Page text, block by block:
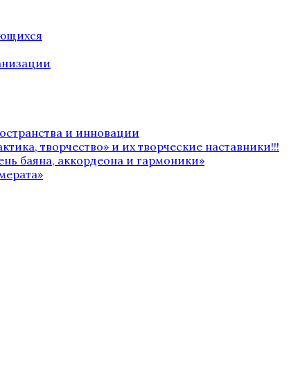
и инновации
творчество» и их творческие наставники!!!
баяна, аккордеона и гармоники»